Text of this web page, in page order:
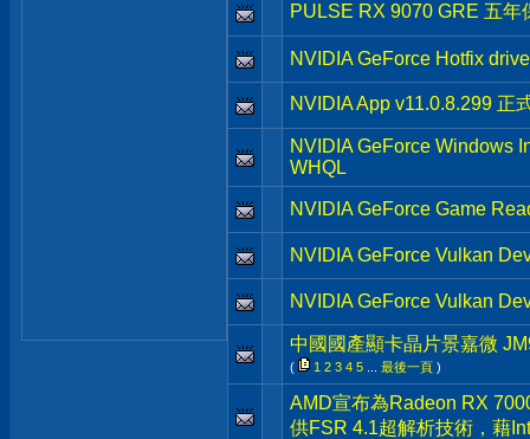
PULSE RX 9070 GRE 五
NVIDIA GeForce Hotfix
NVIDIA App v11.0.8.299 正
NVIDIA GeForce Windows
WHQL
NVIDIA GeForce Game
NVIDIA GeForce Vulkan
NVIDIA GeForce Vulkan
中國國產顯卡晶片景嘉微
( 1 2 3 4 5 最後一頁 )
AMD宣布為Radeon RX
供FSR 4.1超解析技術，藉